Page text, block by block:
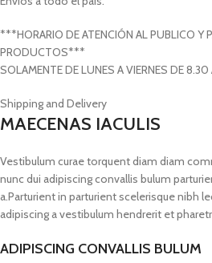
***HORARIO DE ATENCIÓN AL PUBLICO Y
PRODUCTOS***
SOLAMENTE DE LUNES A VIERNES DE
Shipping and Delivery
MAECENAS IACULIS
Vestibulum curae torquent diam diam
nunc dui adipiscing convallis bulum
a.Parturient in parturient scelerisque nibh
adipiscing a vestibulum hendrerit et
ADIPISCING CONVALLIS BULUM